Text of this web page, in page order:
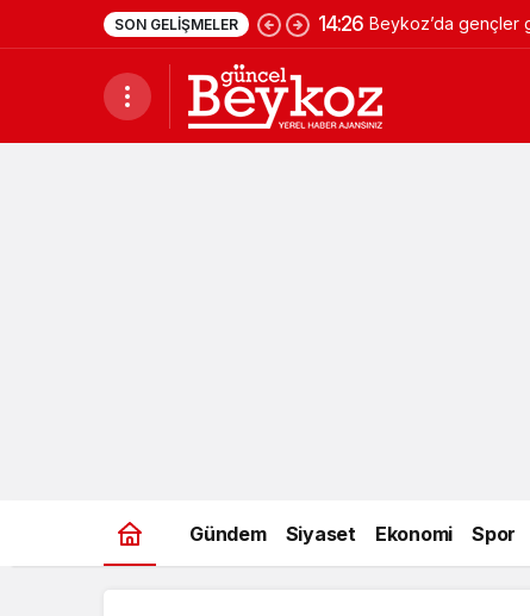
SON GELIŞMELER 14:26 Beykoz’da gençler
Gündem Siyaset Ekonomi Spor